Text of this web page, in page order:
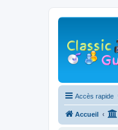
Accès rapide
Accueil